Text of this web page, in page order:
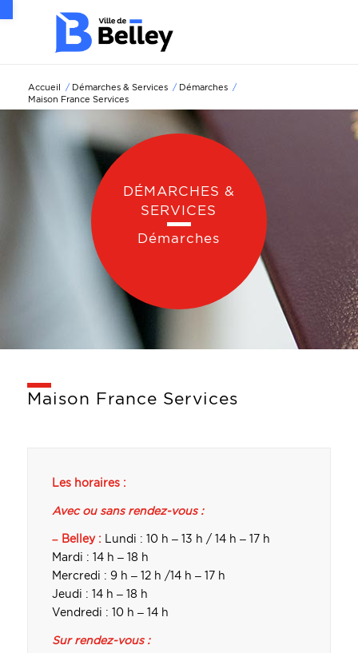
Accueil / Démarches & Services / Démarches /
Maison France Services
DÉMARCHES &
SERVICES
Démarches
Maison France Services
Les horaires :
Avec ou sans rendez-vous :
– Belley : Lundi : 10 h – 13 h / 14 h – 17 h
Mardi : 14 h – 18 h
Mercredi : 9 h – 12 h /14 h – 17 h
Jeudi : 14 h – 18 h
Vendredi : 10 h – 14 h
Sur rendez-vous :